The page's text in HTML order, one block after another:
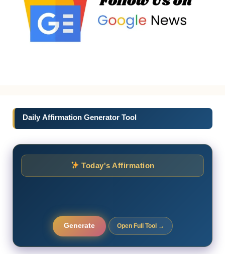
Daily Affirmation Generator Tool
Today's Affirmation
Generate Open Full Tool →